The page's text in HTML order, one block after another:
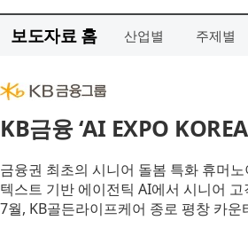
보도자료 홈 산업별 주제별
KB금융 ‘AI EXPO
금융권 최초의 시니어 돌봄 특화 휴머
텍스트 기반 에이전틱 AI에서 시니어
7월, KB골든라이프케어 종로 평창 카운